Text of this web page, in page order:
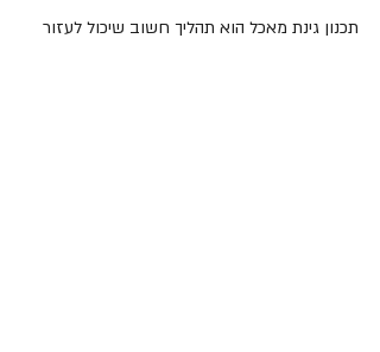
תכנון גינת מאכל הוא תהליך חשוב שיכול לעזור